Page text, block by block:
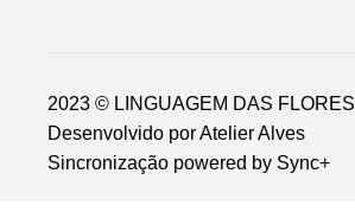
2023 © LINGUAGEM DAS FLORES
Desenvolvido porAtelier Alves
Sincronização powered by Sync+